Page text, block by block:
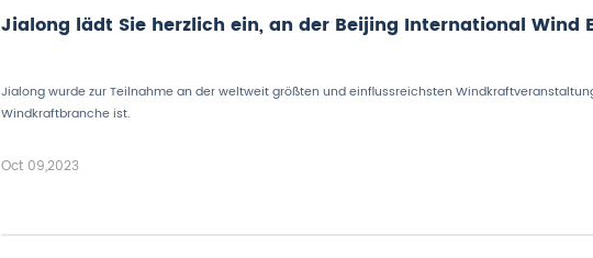
Jialong lädt Sie herzlich ein, an der Beijing International Wind
Jialong wurde zur Teilnahme an der weltweit größten und einflussreichsten
Windkraftbranche ist.
Oct 09,2023